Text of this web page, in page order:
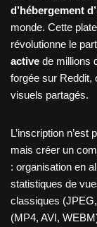
d’hébergement
monde. Cette
révolutionne le
active de millions
forgée sur Reddit,
visuels partagés.
L’inscription
mais créer un
: organisation en
statistiques de
classiques
(MP4, AVI,